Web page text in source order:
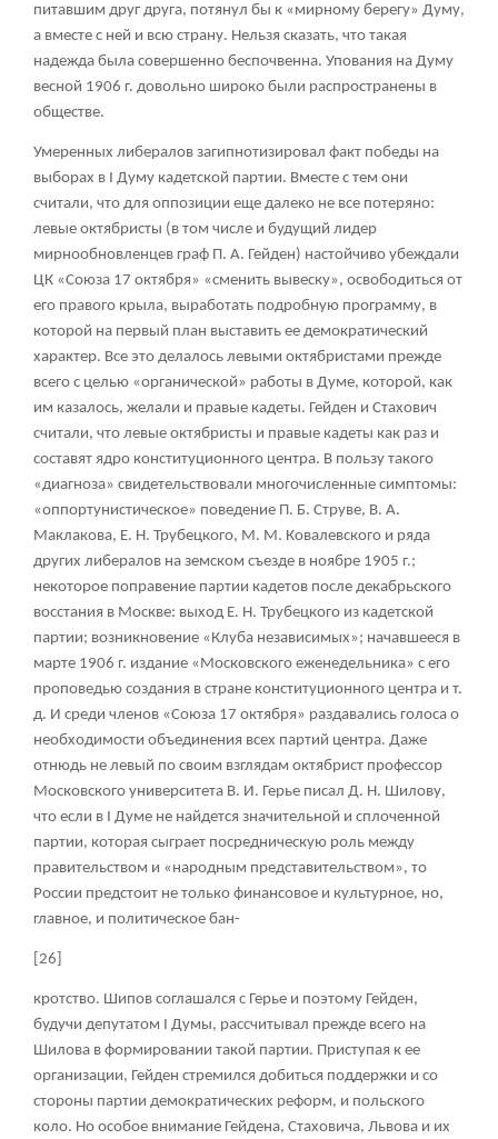
питавшим друг друга, потянул бы к «мирному берегу» Думу,
а вместе с ней и всю страну. Нельзя сказать, что такая
надежда была совершенно беспочвенна. Упования на Думу
весной 1906 г. довольно широко были распространены в
обществе.
Умеренных либералов загипнотизировал факт победы на
выборах в I Думу кадетской партии. Вместе с тем они
считали, что для оппозиции еще далеко не все потеряно:
левые октябристы (в том числе и будущий лидер
мирнообновленцев граф П. А. Гейден) настойчиво убеждали
ЦК «Союза 17 октября» «сменить вывеску», освободиться от
его правого крыла, выработать подробную программу, в
которой на первый план выставить ее демократический
характер. Все это делалось левыми октябристами прежде
всего с целью «органической» работы в Думе, которой, как
им казалось, желали и правые кадеты. Гейден и Стахович
считали, что левые октябристы и правые кадеты как раз и
составят ядро конституционного центра. В пользу такого
«диагноза» свидетельствовали многочисленные симптомы:
«оппортунистическое» поведение П. Б. Струве, В. А.
Маклакова, Е. Н. Трубецкого, М. М. Ковалевского и ряда
других либералов на земском съезде в ноябре 1905 г.;
некоторое поправение партии кадетов после декабрьского
восстания в Москве: выход Е. Н. Трубецкого из кадетской
партии; возникновение «Клуба независимых»; начавшееся в
марте 1906 г. издание «Московского еженедельника» с его
проповедью создания в стране конституционного центра и т.
д. И среди членов «Союза 17 октября» раздавались голоса о
необходимости объединения всех партий центра. Даже
отнюдь не левый по своим взглядам октябрист профессор
Московского университета В. И. Герье писал Д. Н. Шилову,
что если в I Думе не найдется значительной и сплоченной
партии, которая сыграет посредническую роль между
правительством и «народным представительством», то
России предстоит не только финансовое и культурное, но,
главное, и политическое бан-
[26]
кротство. Шипов соглашался с Герье и поэтому Гейден,
будучи депутатом I Думы, рассчитывал прежде всего на
Шилова в формировании такой партии. Приступая к ее
организации, Гейден стремился добиться поддержки и со
стороны партии демократических реформ, и польского
коло. Но особое внимание Гейдена, Стаховича, Львова и их